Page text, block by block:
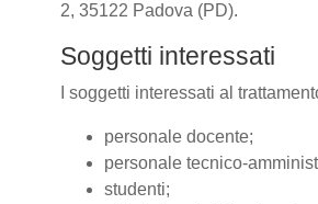
2, 35122 Padova (PD).
Soggetti interessati
I soggetti interessati al
personale docente;
personale tecnico-
studenti;